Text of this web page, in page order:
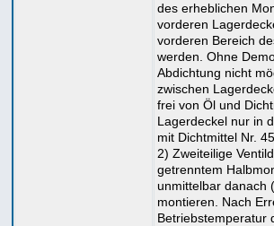
des erheblichen
vorderen
vorderen Bereich
werden. Ohne
Abdichtung nicht
zwischen
frei von Öl und
Lagerdeckel nur in
mit Dichtmittel Nr.
2) Zweiteilige
getrenntem
unmittelbar danach
montieren. Nach
Betriebstemperatur